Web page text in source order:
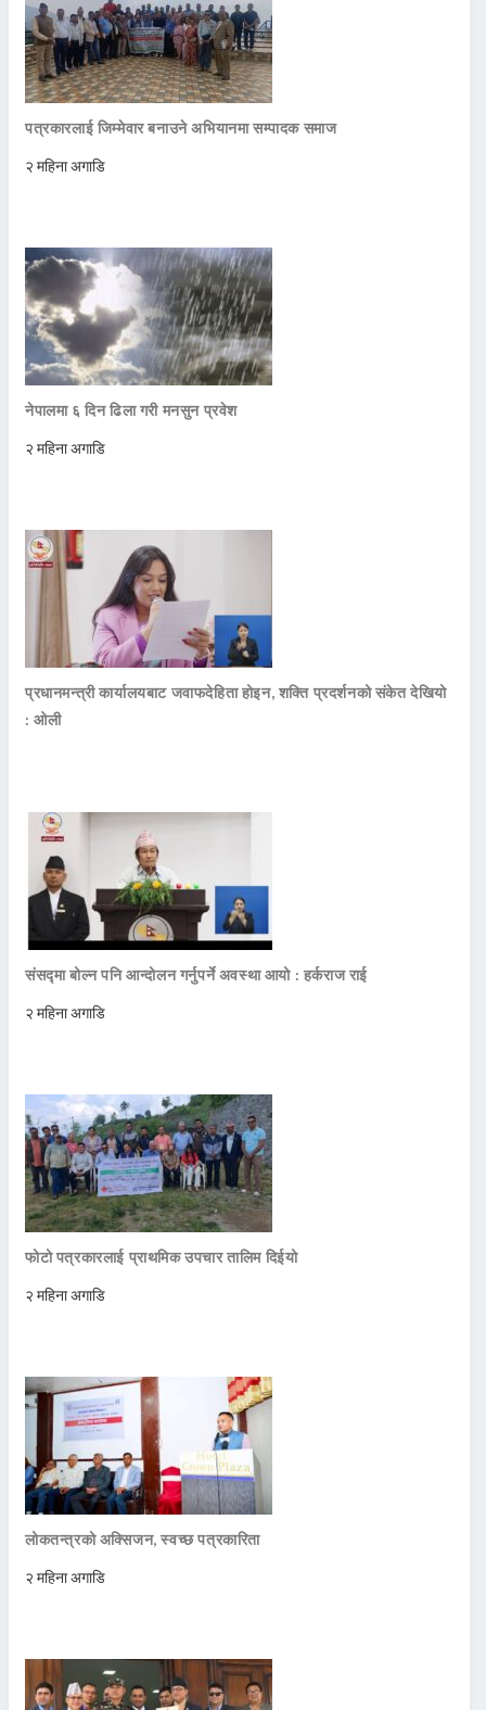
पत्रकारलाई जिम्मेवार बनाउने अभियानमा सम्पादक समाज
२ महिना अगाडि
नेपालमा ६ दिन ढिला गरी मनसुन प्रवेश
२ महिना अगाडि
प्रधानमन्त्री कार्यालयबाट जवाफदेहिता होइन, शक्ति प्रदर्शनको संकेत देखियो
: ओली
संसद्मा बोल्न पनि आन्दोलन गर्नुपर्ने अवस्था आयो : हर्कराज राई
२ महिना अगाडि
फोटो पत्रकारलाई प्राथमिक उपचार तालिम दिईयो
२ महिना अगाडि
लोकतन्त्रको अक्सिजन, स्वच्छ पत्रकारिता
२ महिना अगाडि